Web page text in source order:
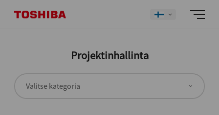
Projektinhallinta